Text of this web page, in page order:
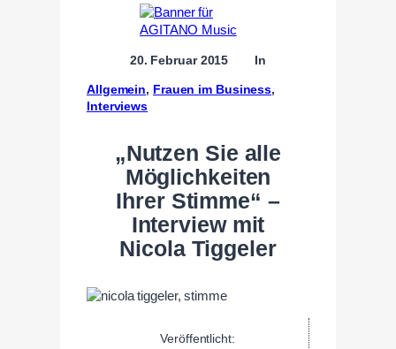
20. Februar 2015 In
Allgemein, Frauen im Business
Interviews
„Nutzen Sie alle
Möglichkeiten
Ihrer Stimme“ –
Interview mit
Nicola Tiggeler
Veröffentlicht: